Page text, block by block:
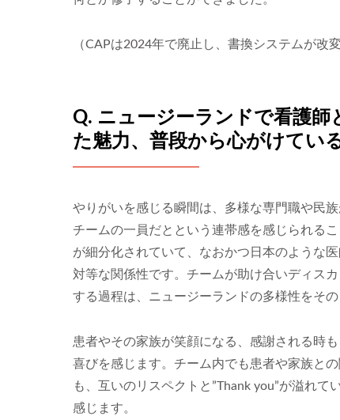
（CAPは2024年で廃止し、書換システムが改
Q. ニュージーランドで看護
た魅力、普段から心がけてい
やりがいを感じる瞬間は、多様な専門職や民
チームの一員だとという連帯感を感じられる
が細分化されていて、なおかつ日本のような
対等な関係性です。チームが助け合いディス
する過程は、ニュージーランドの多様性をそ
患者やその家族が笑顔になる、感謝される時
喜びを感じます。チーム内でも患者や家族と
も、互いのリスペクトと”Thank you”が溢れて
感じます。